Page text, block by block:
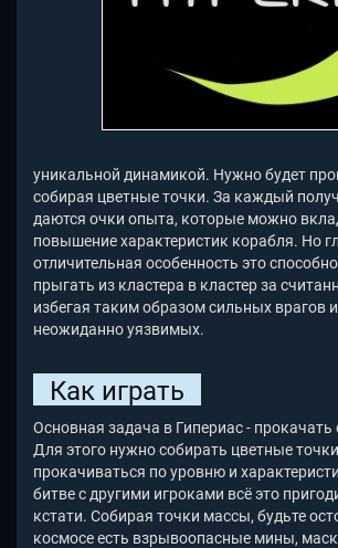
уникальной динамикой. Нужно будет
собирая цветные точки. За каждый
даются очки опыта, которые можно
повышение характеристик корабля. Но
отличительная особенность это
прыгать из кластера в кластер за
избегая таким образом сильных врагов
неожиданно уязвимых.
Как играть
Основная задача в Гипериас - прокачать
Для этого нужно собирать цветные
прокачиваться по уровню и
битве с другими игроками всё это
кстати. Собирая точки массы, будьте
космосе есть взрывоопасные мины,